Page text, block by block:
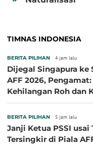
TIMNAS INDONESIA
BERITA PILIHAN 4 jam lalu
Dijegal Singapura ke
AFF 2026,
Kehilangan Roh dan
BERITA PILIHAN 5 jam lalu
Janji Ketua PSSI
Tersingkir di Piala